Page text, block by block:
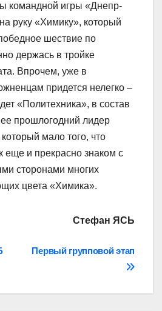
командной игры «Днепр-
руку «Химику», который
шествие по
держась в тройке
Впрочем, уже в
придется нелегко –
«Политехника», в состав
прошлогодний лидер
мало того, что
еще и прекрасно знаком с
сторонами многих
цвета «Химика».
Стефан ЯСЬ
Первый групповой этап